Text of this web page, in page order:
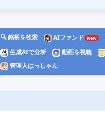
🔍 銘柄を検索 AIファンド
生成AIで分析
動画を視聴
管理人はっしゃん